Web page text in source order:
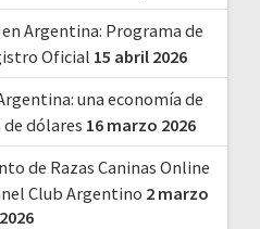
Argentina: Programa de
Oficial 15 abril 2026
una economía de
de dólares 16 marzo 2026
de Razas Caninas Online
Club Argentino 2 marzo
2026